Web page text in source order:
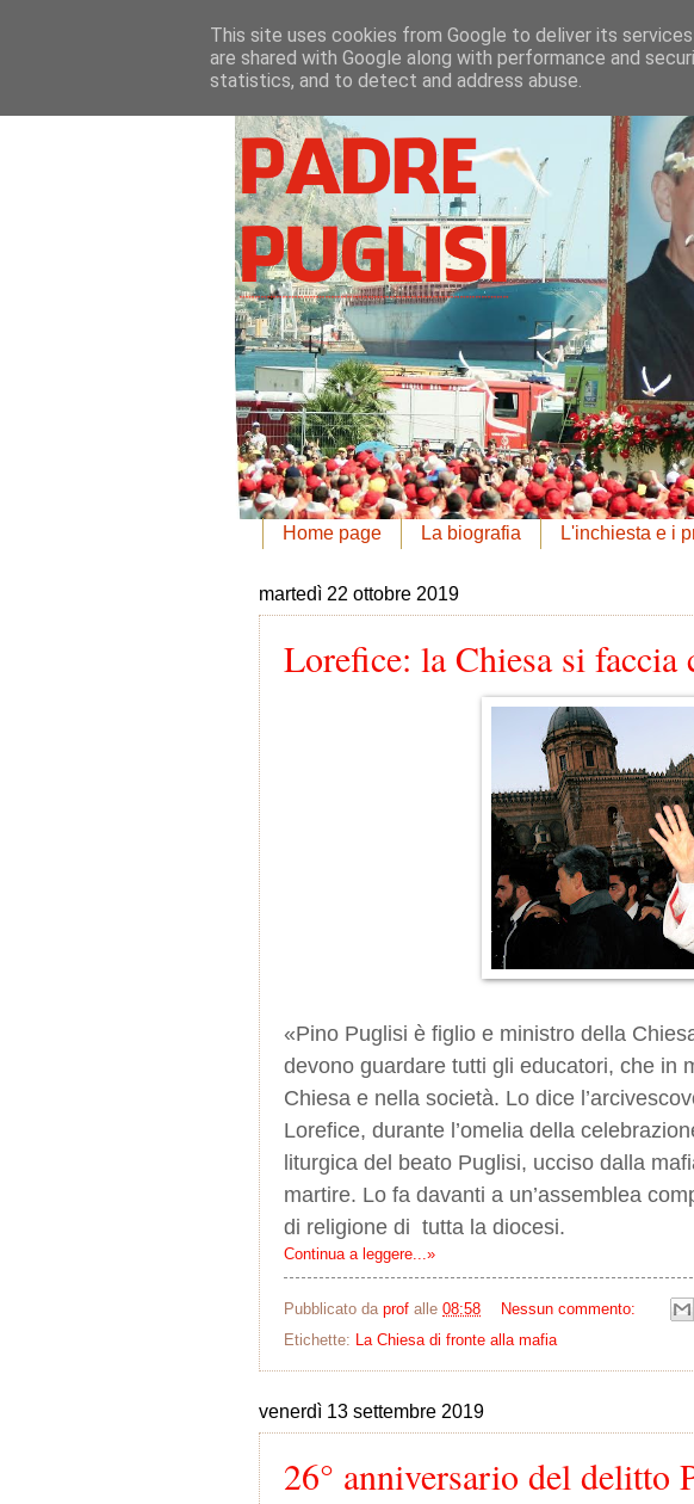
Home page La biografia L'inchiesta e i
martedì 22 ottobre 2019
Lorefice: la Chiesa si faccia
«Pino Puglisi è figlio e ministro della
devono guardare tutti gli educatori, che in
Chiesa e nella società. Lo dice
Lorefice, durante l’omelia della
liturgica del beato Puglisi, ucciso dalla
martire. Lo fa davanti a un’assemblea
di religione di tutta la diocesi.
Continua a leggere...»
Pubblicato da prof alle 08:58
Nessun commento:
Etichette: La Chiesa di fronte alla mafia
venerdì 13 settembre 2019
26° anniversario del delitto
This site uses cookies from Google to deliver its
are shared with Google along with performance and
statistics, and to detect and address abuse.